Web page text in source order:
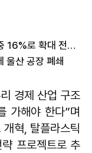
HD현대일렉트릭 "데이터센터 수주 비중 16%로 확대 전망...중동 전쟁 영향은 글쎄"
울산 공장 폐쇄
경제 산업 구조
가해야 한다”며
혁, 탈플라스틱
프로젝트로 추